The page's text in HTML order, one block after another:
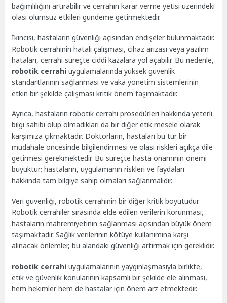
bağımlılığını artırabilir ve cerrahın karar verme yetisi üzerindeki
olası olumsuz etkileri gündeme getirmektedir.
İkincisi, hastaların güvenliği açısından endişeler bulunmaktadır.
Robotik cerrahinin hatalı çalışması, cihaz arızası veya yazılım
hataları, cerrahi süreçte ciddi kazalara yol açabilir. Bu nedenle,
robotik cerrahi uygulamalarında yüksek güvenlik
standartlarının sağlanması ve vaka yönetim sistemlerinin
etkin bir şekilde çalışması kritik önem taşımaktadır.
Ayrıca, hastaların robotik cerrahi prosedürleri hakkında yeterli
bilgi sahibi olup olmadıkları da bir diğer etik mesele olarak
karşımıza çıkmaktadır. Doktorların, hastaları bu tür bir
müdahale öncesinde bilgilendirmesi ve olası riskleri açıkça dile
getirmesi gerekmektedir. Bu süreçte hasta onamının önemi
büyüktür; hastaların, uygulamanın riskleri ve faydaları
hakkında tam bilgiye sahip olmaları sağlanmalıdır.
Veri güvenliği, robotik cerrahinin bir diğer kritik boyutudur.
Robotik cerrahiler sırasında elde edilen verilerin korunması,
hastaların mahremiyetinin sağlanması açısından büyük önem
taşımaktadır. Sağlık verilerinin kötüye kullanımına karşı
alınacak önlemler, bu alandaki güvenliği artırmak için gereklidir.
robotik cerrahi uygulamalarının yaygınlaşmasıyla birlikte,
etik ve güvenlik konularının kapsamlı bir şekilde ele alınması,
hem hekimler hem de hastalar için önem arz etmektedir.